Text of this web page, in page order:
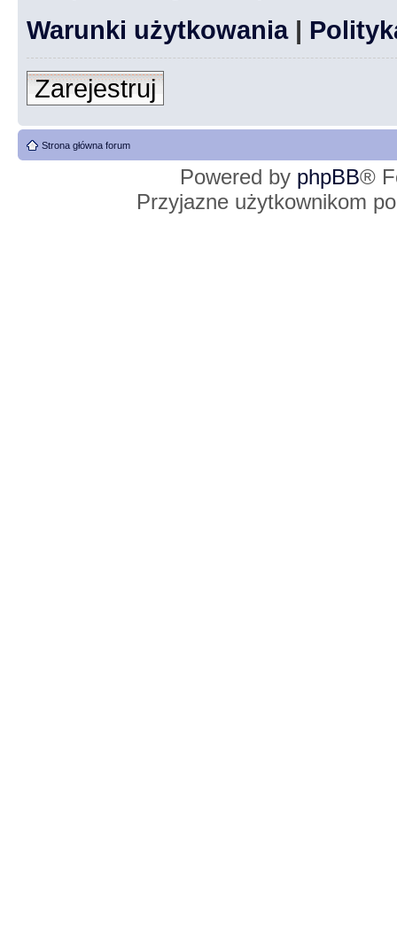
Warunki użytkowania|
Zarejestruj
Strona główna forum
Powered by phpBB®
Przyjazne użytkownikom